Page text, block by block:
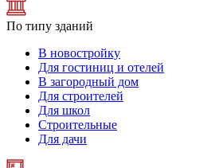
По типу зданий
В новостройку
Для гостиниц и отелей
В загородный дом
Для строителей
Для школ
Строительные
Для дачи